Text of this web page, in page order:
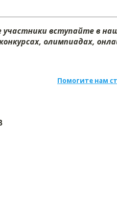
вступайте в
олимпиадах,
Помогите нам